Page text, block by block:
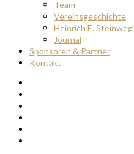
Team
Vereinsgeschichte
Heinrich E. Steinweg
Journal
Sponsoren & Partner
Kontakt